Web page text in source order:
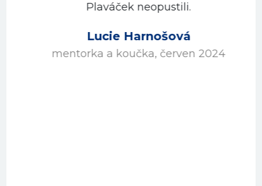
Plaváček neopustili.
Lucie Harnošová
mentorka a koučka, červen 2024